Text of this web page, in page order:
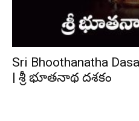
Sri Bhoothanatha
| శ్రీ భూతనాథ దశకం